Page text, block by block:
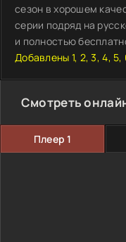
сезон в хорошем
серии подряд на
и полностью
Добавлены 1, 2, 3, 4, 5,
Смотреть
Плеер 1